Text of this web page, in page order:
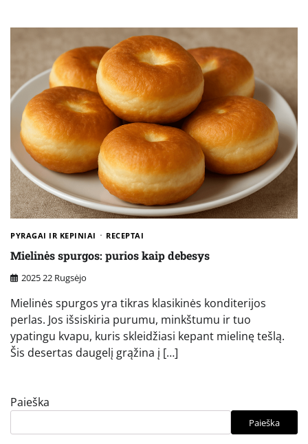
PYRAGAI IR KEPINIAI RECEPTAI
Mielinės spurgos: purios kaip debesys
2025 22 Rugsėjo
Mielinės spurgos yra tikras klasikinės konditerijos
perlas. Jos išsiskiria purumu, minkštumu ir tuo
ypatingu kvapu, kuris skleidžiasi kepant mielinę tešlą.
Šis desertas daugelį grąžina į […]
Paieška
Paieška